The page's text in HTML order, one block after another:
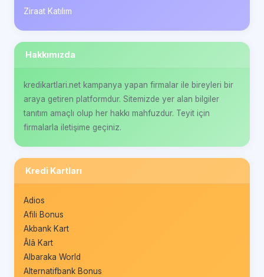
Ziraat Katılım
Hakkımızda
kredikartlari.net kampanya yapan firmalar ile bireyleri bir
araya getiren platformdur. Sitemizde yer alan bilgiler
tanıtım amaçlı olup her hakkı mahfuzdur. Teyit için
firmalarla iletişime geçiniz.
Kredi Kartları
Adios
Afili Bonus
Akbank Kart
Âlâ Kart
Albaraka World
Alternatifbank Bonus